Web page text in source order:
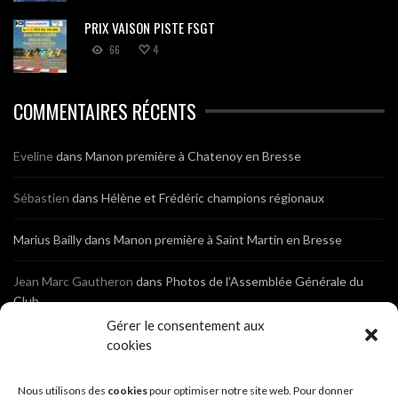
Gérer le consentement aux
cookies
Nous utilisons des cookiespour optimiser notre site web. Pour donner
PRIX VAISON PISTE FSGT
66 4
COMMENTAIRES RÉCENTS
Evelinedans Manon première à Chatenoy en Bresse
Sébastien dans Hélène et Frédéric champions régionaux
Marius Baillydans Manon première à Saint Martin en Bresse
Jean Marc Gautheron dans Photos de l’Assemblée Générale du
Club
Photos de l’Assemblée Générale du Club
Sébastien dans Cyclocross de Brochon (21)